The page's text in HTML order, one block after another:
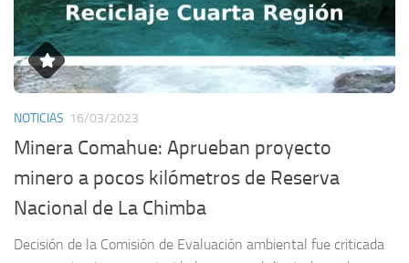
NOTICIAS 16/03/2023
Minera Comahue: Aprueban proyecto
minero a pocos kilómetros de Reserva
Nacional de La Chimba
Decisión de la Comisión de Evaluación ambiental fue criticada